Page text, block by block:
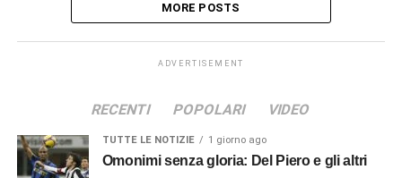
MORE POSTS
ADVERTISEMENT
RECENTI POPOLARI VIDEO
TUTTE LE NOTIZIE 1 giorno ago
Omonimi senza gloria: Del Piero e gli altri